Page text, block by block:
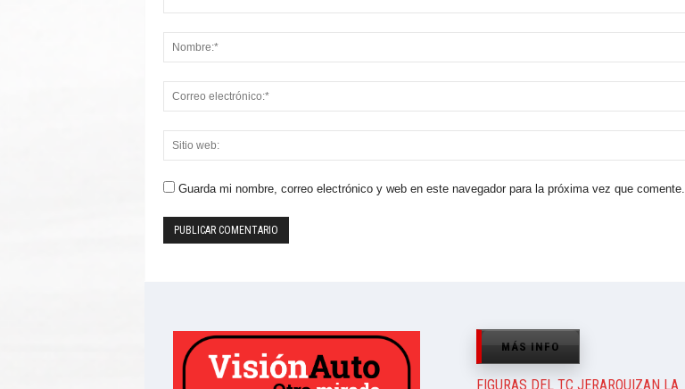
Guarda mi nombre, correo electrónico y web en este navegador para la próxima vez que comente.
MÁS INFO
FIGURAS DEL TC JERARQUIZAN LA